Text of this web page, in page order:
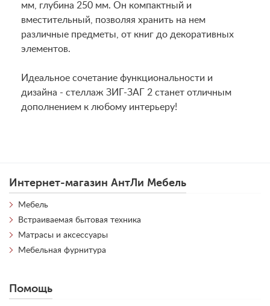
мм, глубина 250 мм. Он компактный и
вместительный, позволяя хранить на нем
различные предметы, от книг до декоративных
элементов.
Идеальное сочетание функциональности и
дизайна - стеллаж ЗИГ-ЗАГ 2 станет отличным
дополнением к любому интерьеру!
Интернет-магазин АнтЛи Мебель
Мебель
Встраиваемая бытовая техника
Матрасы и аксессуары
Мебельная фурнитура
Помощь